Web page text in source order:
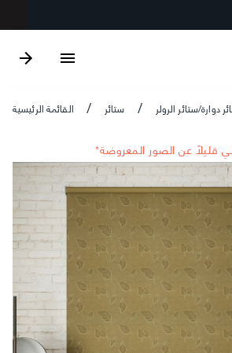
القائمة الرئيسية / ستائر / دوارة/ستائر الرولر
قليلاً عن الصور المعروضة